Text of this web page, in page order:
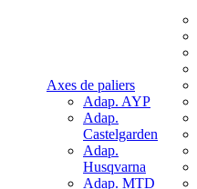
Axes de paliers
Adap. AYP
Adap.
Castelgarden
Adap.
Husqvarna
Adap. MTD